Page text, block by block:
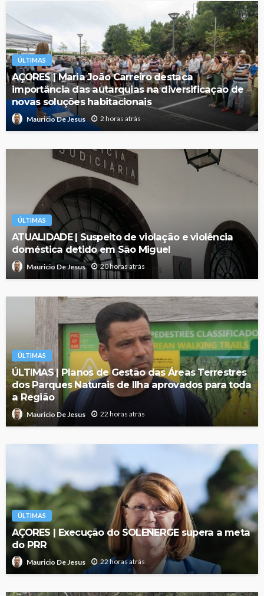
ÚLTIMAS
AÇORES | Maria João Carreiro destaca
importância das autarquias na diversificação de
novas soluções habitacionais
Mauricio De Jesus 2 horas atrás
ÚLTIMAS
ATUALIDADE | Suspeito de violação e violência
doméstica detido em São Miguel
Mauricio De Jesus 20 horas atrás
ÚLTIMAS
ÚLTIMAS | Planos de Gestão das Áreas Terrestres
dos Parques Naturais de Ilha aprovados para toda
a Região
Mauricio De Jesus 22 horas atrás
ÚLTIMAS
AÇORES | Execução do SOLENERGE supera a meta
do PRR
Mauricio De Jesus 22 horas atrás